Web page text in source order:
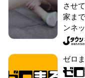
させ
家ま
ンネ
ゼロ